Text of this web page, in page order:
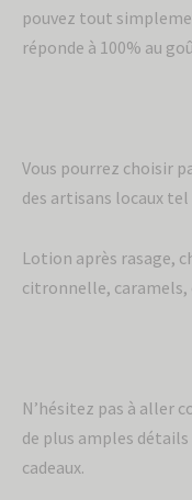
pouvez tout
réponde à 100% au
Vous pourrez choisir
des artisans locaux tel
Lotion après rasage,
citronnelle,
N’hésitez pas à aller
de plus amples
cadeaux.